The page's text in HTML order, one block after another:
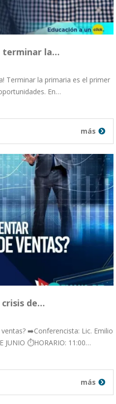
terminar la…
Terminar la primaria es el primer
En…
más
de…
➡️Conferencista: Lic. Emilio
JUNIO ⏱️HORARIO: 11:00…
más